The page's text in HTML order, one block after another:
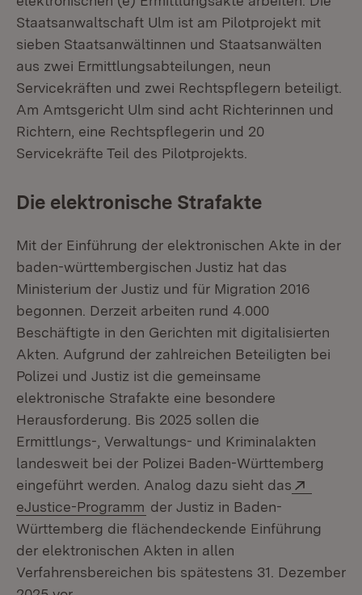
Staatsanwaltschaft Ulm ist am Pilotprojekt mit
sieben Staatsanwältinnen und Staatsanwälten
aus zwei Ermittlungsabteilungen, neun
Servicekräften und zwei Rechtspflegern beteiligt.
Am Amtsgericht Ulm sind acht Richterinnen und
Richtern, eine Rechtspflegerin und 20
Servicekräfte Teil des Pilotprojekts.
Die elektronische Strafakte
Mit der Einführung der elektronischen Akte in der
baden-württembergischen Justiz hat das
Ministerium der Justiz und für Migration 2016
begonnen. Derzeit arbeiten rund 4.000
Beschäftigte in den Gerichten mit digitalisierten
Akten. Aufgrund der zahlreichen Beteiligten bei
Polizei und Justiz ist die gemeinsame
elektronische Strafakte eine besondere
Herausforderung. Bis 2025 sollen die
Ermittlungs-, Verwaltungs- und Kriminalakten
landesweit bei der Polizei Baden-Württemberg
eingeführt werden. Analog dazu sieht das
eJustice-Programm (Öffnet in neuem Fenster)
der Justiz in Baden-
Württemberg die flächendeckende Einführung
der elektronischen Akten in allen
Verfahrensbereichen bis spätestens 31. Dezember